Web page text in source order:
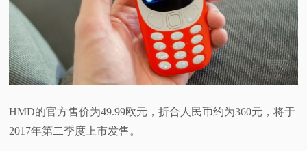
HMD的官方售价为49.99欧元，折合人民币约为360元，将于
2017年第二季度上市发售。